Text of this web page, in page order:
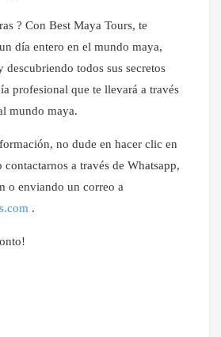
? Con Best Maya Tours, te
día entero en el mundo maya,
todos sus secretos
profesional que te llevará a través
mundo maya.
no dude en hacer clic en
a través de Whatsapp,
o enviando un correo a
.